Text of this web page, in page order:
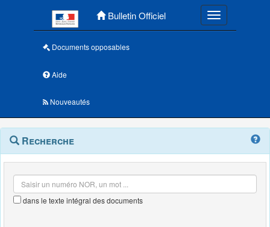
Bulletin Officiel Toggle
Documents opposables
Aide
Nouveautés
Navigation
outils
Menu
contextuel
Recherche
dans le texte intégral des documents